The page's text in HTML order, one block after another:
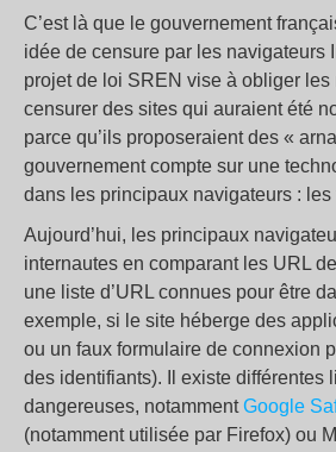
C’est là que le gouvernement
idée de censure par les navigateurs
projet de loi SREN vise à obliger les
censurer des sites qui auraient été
parce qu’ils proposeraient des «
gouvernement compte sur une
dans les principaux navigateurs : les
Aujourd’hui, les principaux
internautes en comparant les URL
une liste d’URL connues pour être
exemple, si le site héberge des
ou un faux formulaire de connexion
des identifiants). Il existe différentes
dangereuses, notammentGoogle
(notamment utilisée par Firefox) ou